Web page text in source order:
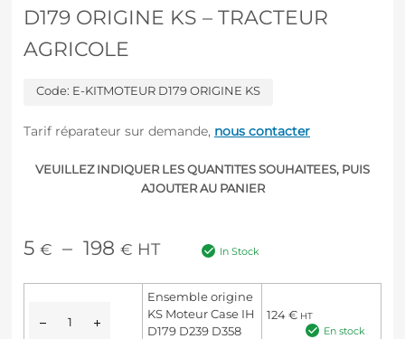
D179 ORIGINE KS – TRACTEUR
AGRICOLE
Code: E-KITMOTEUR D179 ORIGINE KS
Tarif réparateur sur demande, nous contacter
VEUILLEZ INDIQUER LES QUANTITES SOUHAITEES, PUIS
AJOUTER AU PANIER
5 € – 198 € HT In Stock
Ensemble origine
KS Moteur Case IH
D179 D239 D358
124€ HT
En stock